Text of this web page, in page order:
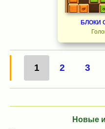
БЛОКИ
1 2 3
Новые